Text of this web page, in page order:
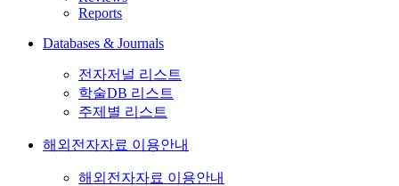
Reports
Databases & Journals
전자저널 리스트
학술DB 리스트
주제별 리스트
해외전자자료 이용안내
해외전자자료 이용안내